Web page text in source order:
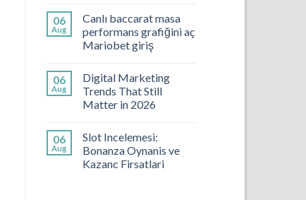
06
Aug
Canlı baccarat masa
performans grafiğini aç
Mariobet giriş
06
Aug
Digital Marketing
Trends That Still
Matter in 2026
06
Aug
Slot Incelemesi:
Bonanza Oynanis ve
Kazanc Firsatlari